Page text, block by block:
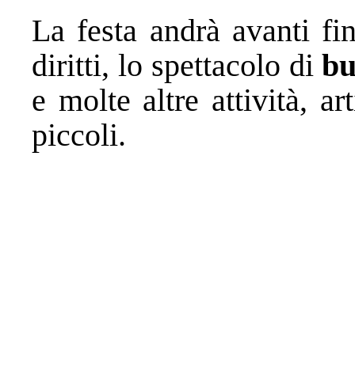
La festa andrà avanti
diritti, lo spettacolo di
e molte altre attività,
piccoli.